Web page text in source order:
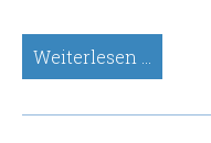
Weiterlesen …
Dúo
Luna-